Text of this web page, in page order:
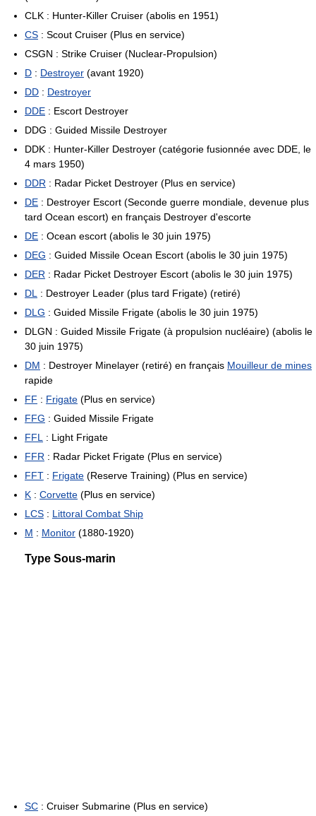
CLK : Hunter-Killer Cruiser (abolis en 1951)
CS : Scout Cruiser (Plus en service)
CSGN : Strike Cruiser (Nuclear-Propulsion)
D : Destroyer (avant 1920)
DD : Destroyer
DDE : Escort Destroyer
DDG : Guided Missile Destroyer
DDK : Hunter-Killer Destroyer (catégorie fusionnée avec DDE, le
4 mars 1950)
DDR : Radar Picket Destroyer (Plus en service)
DE : Destroyer Escort (Seconde guerre mondiale, devenue plus
tard Ocean escort) en français Destroyer d'escorte
DE : Ocean escort (abolis le 30 juin 1975)
DEG : Guided Missile Ocean Escort (abolis le 30 juin 1975)
DER : Radar Picket Destroyer Escort (abolis le 30 juin 1975)
DL
: Destroyer Leader (plus tard Frigate) (retiré)
DLG : Guided Missile Frigate (abolis le 30 juin 1975)
DLGN : Guided Missile Frigate (à propulsion nucléaire) (abolis le
30 juin 1975)
DM : Destroyer Minelayer (retiré) en français Mouilleur de mines
rapide
FF : Frigate (Plus en service)
FFG : Guided Missile Frigate
FFL
: Light Frigate
FFR : Radar Picket Frigate (Plus en service)
FFT : Frigate (Reserve Training) (Plus en service)
K : Corvette (Plus en service)
LCS : Littoral Combat Ship
M : Monitor (1880-1920)
Type Sous-marin
SC : Cruiser Submarine (Plus en service)